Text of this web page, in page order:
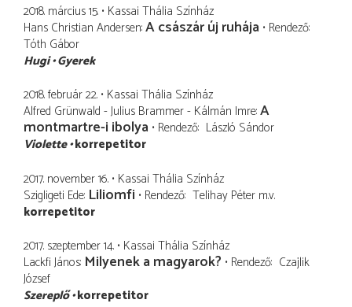
2018. március 15. Kassai Thália Színház
Hans Christian Andersen A császár új ruhája Rendező
Tóth Gábor
Hugi Gyerek
2018. február 22. Kassai Thália Színház
Alfred Grünwald - Julius Brammer - Kálmán Imre A
montmartre-i ibolya Rendező László Sándor
Violette korrepetitor
2017. november 16. Kassai Thália Színház
Szigligeti Ede Liliomfi Rendező Telihay Péter m.v.
korrepetitor
2017. szeptember 14. Kassai Thália Színház
Lackfi János Milyenek a magyarok? Rendező Czajlik
József
Szereplő korrepetitor